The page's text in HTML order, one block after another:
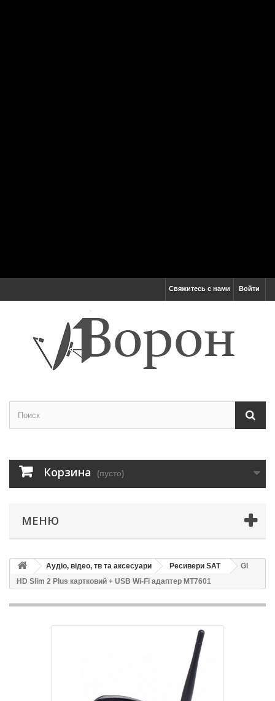
Войти
Свяжитесь с нами
Корзина (пусто)
МЕНЮ
Аудіо, відео, тв та аксесуари Ресивери SAT
GI
HD Slim 2 Plus картковий + USB Wi-Fi адаптер MT7601